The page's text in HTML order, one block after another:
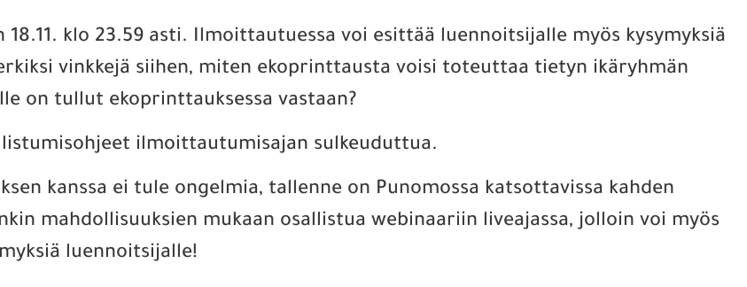
klo 23.59 asti. Ilmoittautuessa voi esittää luennoitsijalle myös kysymyksiä
vinkkejä siihen, miten ekoprinttausta voisi toteuttaa tietyn ikäryhmän
on tullut ekoprinttauksessa vastaan?
ilmoittautumisajan sulkeuduttua.
kanssa ei tule ongelmia, tallenne on Punomossa katsottavissa kahden
mahdollisuuksien mukaan osallistua webinaariin liveajassa, jolloin voi myös
luennoitsijalle!